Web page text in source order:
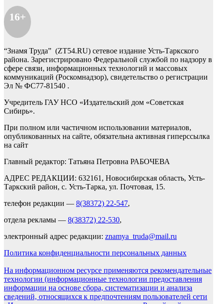
16+
“Знамя Труда” (ZT54.RU) сетевое издание Усть-Таркского
района. Зарегистрировано Федеральной службой по надзору в
сфере связи, информационных технологий и массовых
коммуникаций (Роскомнадзор), свидетельство о регистрации
Эл № ФС77-81540 .
Учредитель ГАУ НСО «Издательский дом «Советская
Сибирь».
При полном или частичном использовании материалов,
опубликованных на сайте, обязательна активная гиперссылка
на сайт
Главный редактор: Татьяна Петровна РАБОЧЕВА
АДРЕС РЕДАКЦИИ: 632161, Новосибирская область, Усть-
Таркский район, с. Усть-Тарка, ул. Почтовая, 15.
телефон редакции — 8(38372) 22-547,
отдела рекламы — 8(38372) 22-530,
электронный адрес редакции: znamya_truda@mail.ru
Политика конфиденциальности персональных данных
На информационном ресурсе применяются рекомендательные
технологии (информационные технологии предоставления
информации на основе сбора, систематизации и анализа
сведений, относящихся к предпочтениям пользователей сети